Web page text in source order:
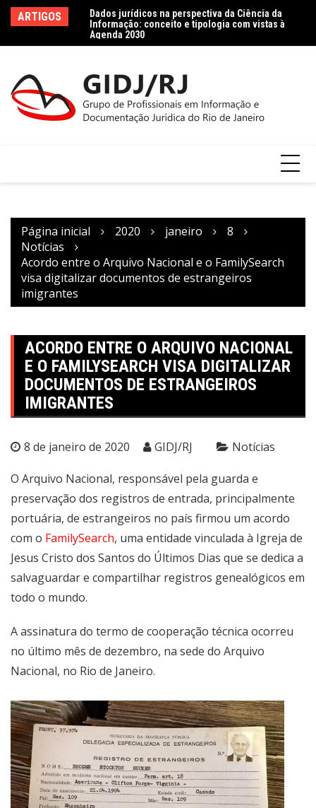
paraARTIGOS
e Preciosas
preliminares
Dados jurídicos na perspectiva da Ciência da
Informação: conceito e tipologia com vistas à
Agenda 2030
Página inicial 2020 janeiro
8
Notícias
Acordo entre o Arquivo Nacional e o FamilySearch
visa digitalizar documentos de estrangeiros
imigrantes
ACORDO ENTRE O ARQUIVO NACIONAL
E O FAMILYSEARCH VISA DIGITALIZAR
DOCUMENTOS DE ESTRANGEIROS
IMIGRANTES
8 de janeiro de 2020 GIDJ/RJ Notícias
O Arquivo Nacional, responsável pela guarda e
preservação dos registros de entrada, principalmente
portuária, de estrangeiros no país firmou um acordo
com o FamilySearch, uma entidade vinculada à Igreja de
Jesus Cristo dos Santos do Últimos Dias que se dedica a
salvaguardar e compartilhar registros genealógicos em
todo o mundo.
A assinatura do termo de cooperação técnica ocorreu
no último mês de dezembro, na sede do Arquivo
Nacional, no Rio de Janeiro.